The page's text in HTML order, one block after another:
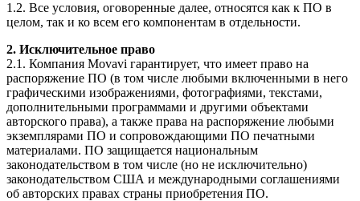
1.2. Все условия, оговоренные далее, относятся как к ПО в
целом, так и ко всем его компонентам в отдельности.
2. Исключительное право
2.1. Компания Movavi гарантирует, что имеет право на
распоряжение ПО (в том числе любыми включенными в него
графическими изображениями, фотографиями, текстами,
дополнительными программами и другими объектами
авторского права), а также права на распоряжение любыми
экземплярами ПО и сопровождающими ПО печатными
материалами. ПО защищается национальным
законодательством в том числе (но не исключительно)
законодательством США и международными соглашениями
об авторских правах страны приобретения ПО.